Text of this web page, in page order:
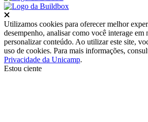
Utilizamos cookies para oferecer melhor
desempenho, analisar como você interage em
personalizar conteúdo. Ao utilizar este site,
uso de cookies. Para mais informações,
Privacidade da Unicamp.
Estou ciente